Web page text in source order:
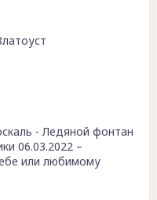
- Ледяной фонтан
06.03.2022 –
или любимому